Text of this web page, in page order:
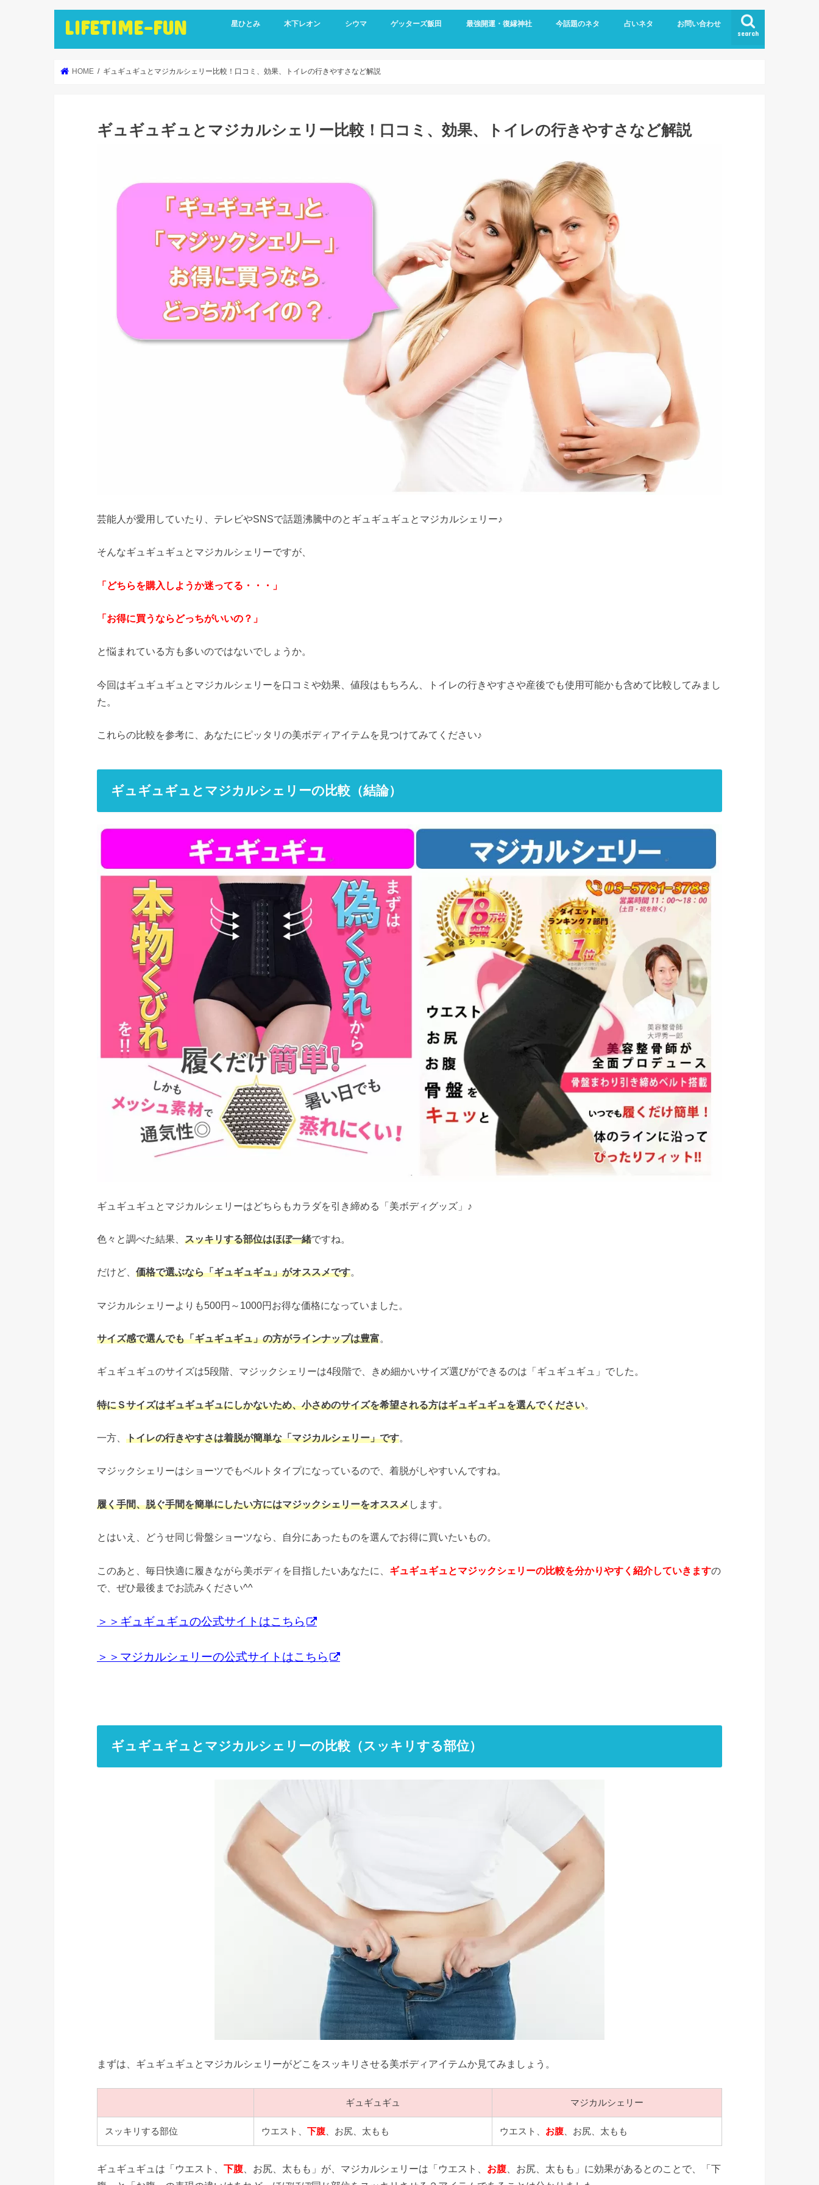
LIFETIME-FUN search
星ひとみ 木下レオン シウマ ゲッターズ飯田 最強開運・復縁神社 今話題のネタ 占いネタ お問い合わせ
HOME ギュギュギュとマジカルシェリー比較！口コミ、効果、トイレの行きやすさなど解説
ギュギュギュとマジカルシェリー比較！口コミ、効果、トイレの行きやすさなど解説
芸能人が愛用していたり、テレビやSNSで話題沸騰中のとギュギュギュとマジカルシェリー♪
そんなギュギュギュとマジカルシェリーですが、
「どちらを購入しようか迷ってる・・・」
「お得に買うならどっちがいいの？」
と悩まれている方も多いのではないでしょうか。
今回はギュギュギュとマジカルシェリーを口コミや効果、値段はもちろん、トイレの行きやすさや産後でも使用可能かも含めて比較してみまし
た。
これらの比較を参考に、あなたにピッタリの美ボディアイテムを見つけてみてください♪
ギュギュギュとマジカルシェリーの比較（結論）
ギュギュギュとマジカルシェリーはどちらもカラダを引き締める「美ボディグッズ」♪
色々と調べた結果、 スッキリする部位はほぼ一緒ですね。
だけど、 価格で選ぶなら「ギュギュギュ」がオススメです。
マジカルシェリーよりも500円～1000円お得な価格になっていました。
サイズ感で選んでも「ギュギュギュ」の方がラインナップは豊富。
ギュギュギュのサイズは5段階、マジックシェリーは4段階で、きめ細かいサイズ選びができるのは「ギュギュギュ」でした。
特にＳサイズはギュギュギュにしかないため、小さめのサイズを希望される方はギュギュギュを選んでください。
一方、 トイレの行きやすさは着脱が簡単な「マジカルシェリー」です。
マジックシェリーはショーツでもベルトタイプになっているので、着脱がしやすいんですね。
履く手間、脱ぐ手間を簡単にしたい方にはマジックシェリーをオススメします。
とはいえ、どうせ同じ骨盤ショーツなら、自分にあったものを選んでお得に買いたいもの。
このあと、毎日快適に履きながら美ボディを目指したいあなたに、 ギュギュギュとマジックシェリーの比較を分かりやすく紹介していきますの
で、ぜひ最後までお読みください^^
＞＞ギュギュギュの公式サイトはこちら
＞＞マジカルシェリーの公式サイトはこちら
ギュギュギュとマジカルシェリーの比較（スッキリする部位）
まずは、ギュギュギュとマジカルシェリーがどこをスッキリさせる美ボディアイテムか見てみましょう。
ギュギュギュ マジカルシェリー
スッキリする部位 ウエスト、下腹、お尻、太もも ウエスト、 お腹、お尻、太もも
ギュギュギュは「ウエスト、 下腹 、お尻、太もも」が、マジカルシェリーは「ウエスト、 お腹 、お尻、太もも」に効果があるとのことで、「下